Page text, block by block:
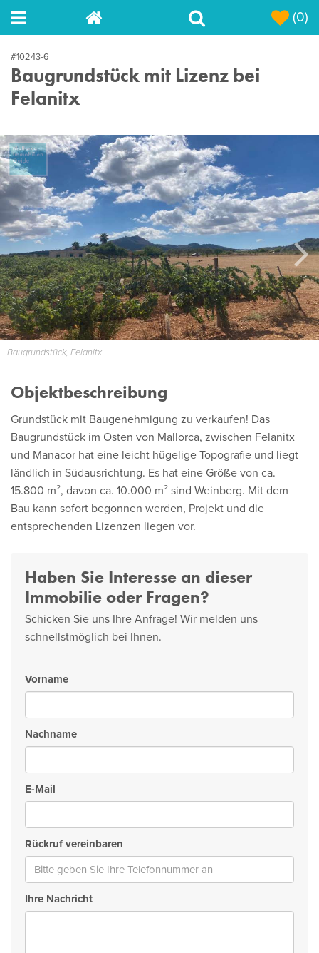
(0)
#10243-6
Baugrundstück mit Lizenz bei
Felanitx
Baugrundstück, Felanitx
Next
Objektbeschreibung
Grundstück mit Baugenehmigung zu verkaufen! Das
Baugrundstück im Osten von Mallorca, zwischen Felanitx
und Manacor hat eine leicht hügelige Topografie und liegt
ländlich in Südausrichtung. Es hat eine Größe von ca.
15.800 m², davon ca. 10.000 m² sind Weinberg. Mit dem
Bau kann sofort begonnen werden, Projekt und die
entsprechenden Lizenzen liegen vor.
Haben Sie Interesse an dieser
Immobilie oder Fragen?
Schicken Sie uns Ihre Anfrage! Wir melden uns
schnellstmöglich bei Ihnen.
Vorname
Nachname
E-Mail
Rückruf vereinbaren
Ihre Nachricht